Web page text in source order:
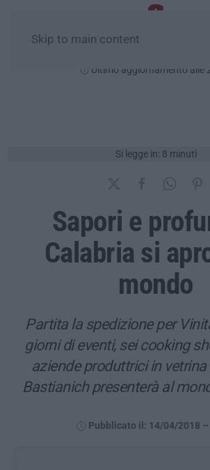
Skip to main content
Ultimo aggiornamento alle
Si legge in: 8 minuti
Sapori e
Calabria si
mondo
Partita la spedizione per
giorni di eventi, sei cooking
aziende produttrici in vetrina
Bastianich presenterà al
Pubblicato il: 14/04/2018 –